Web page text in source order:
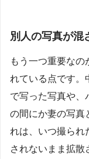
別人の写真が混
もう一つ重要なの
れている点です。
で写った写真や、
の間にか妻の写真
れは、いつ撮られ
されないまま拡散